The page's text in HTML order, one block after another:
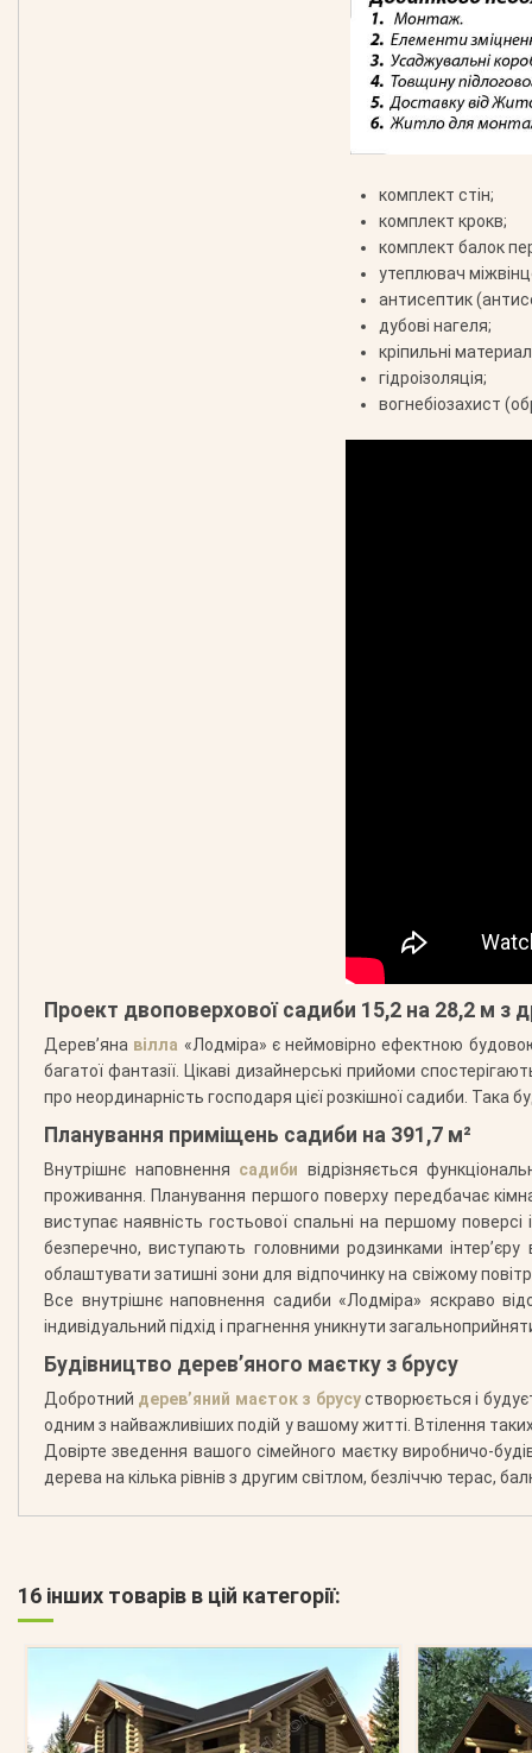
комплект стін;
комплект крокв;
комплект балок
утеплювач
антисептик
дубові нагеля;
кріпильні
гідроізоляція;
вогнебіозахист
Проект двоповерхової садиби 15,2 на 28,2 м з
Дерев’яна вілла «Лодміра» є неймовірно ефектною
багатої фантазії. Цікаві дизайнерські прийоми
про неординарність господаря цієї розкішної садиби.
Планування приміщень садиби на 391,7 м²
Внутрішнє наповнення садиби відрізняється
проживання. Планування першого поверху передбачає
виступає наявність гостьової спальні на першому
безперечно, виступають головними родзинками
облаштувати затишні зони для відпочинку на свіжому
Все внутрішнє наповнення садиби «Лодміра» яскраво
індивідуальний підхід і прагнення уникнути
Будівництво дерев’яного маєтку з брусу
Добротний дерев’яний маєток з брусустворюється і
одним з найважливіших подій у вашому житті. Втілення
Довірте зведення вашого сімейного маєтку виробничо-
дерева на кілька рівнів з другим світлом, безліччю терас,
16 інших товарів в цій категорії: